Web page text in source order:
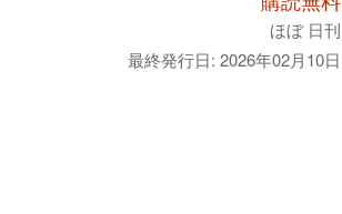
ほぼ 日刊
最終発行日: 2026年02月10日